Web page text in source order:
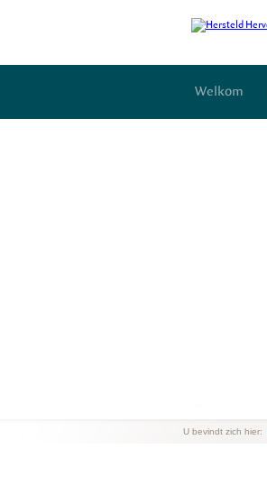
Welkom
U bevindt zich hier: